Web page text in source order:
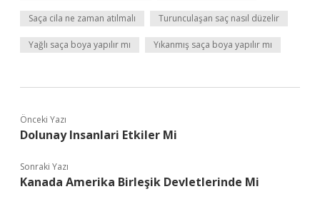
Saça cila ne zaman atılmalı Turunculaşan saç nasıl düzelir
Yağlı saça boya yapılır mı Yıkanmış saça boya yapılır mı
Önceki Yazı
Dolunay Insanlari Etkiler Mi
Sonraki Yazı
Kanada Amerika Birleşik Devletlerinde Mi